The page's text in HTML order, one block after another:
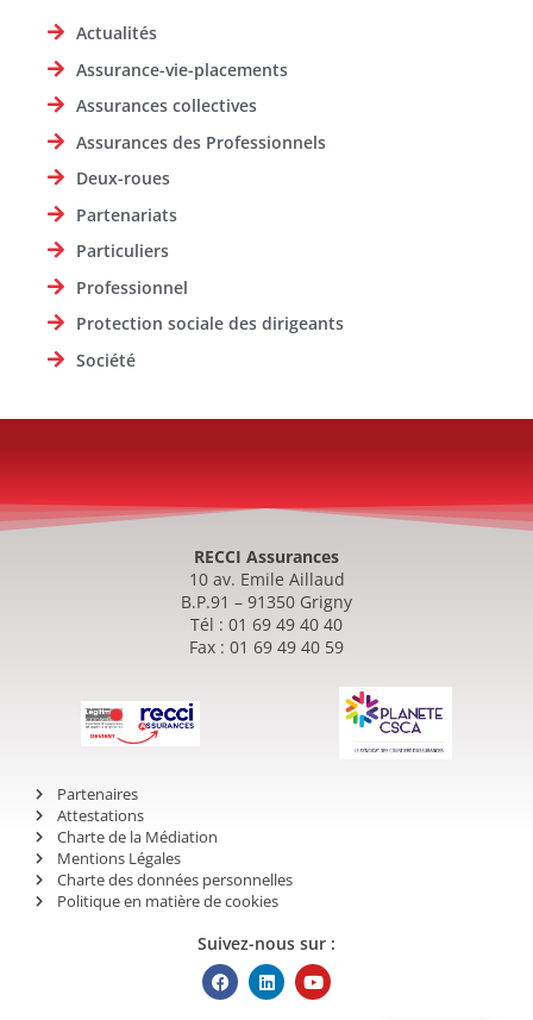
Actualités
Assurance-vie-placements
Assurances collectives
Assurances des Professionnels
Deux-roues
Partenariats
Particuliers
Professionnel
Protection sociale des dirigeants
Société
RECCI Assurances
10 av. Emile Aillaud
B.P.91 – 91350 Grigny
Tél : 01 69 49 40 40
Fax : 01 69 49 40 59
Partenaires
Attestations
Charte de la Médiation
Mentions Légales
Charte des données personnelles
Politique en matière de cookies
Suivez-nous sur :